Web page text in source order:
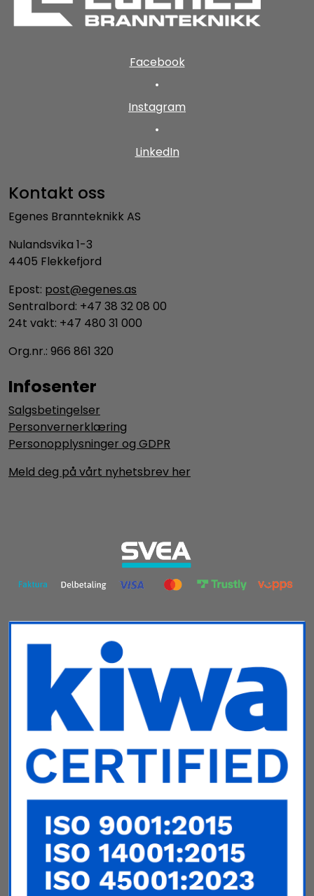
Facebook
•
Instagram
•
LinkedIn
Kontakt oss
Egenes Brannteknikk AS
Nulandsvika 1-3
4405 Flekkefjord
Epost: post@egenes.as
Sentralbord: +47 38 32 08 00
24t vakt: +47 480 31 000
Org.nr.: 966 861 320
Infosenter
Salgsbetingelser
Personvernerklæring
Personopplysninger og GDPR
Meld deg på vårt nyhetsbrev her